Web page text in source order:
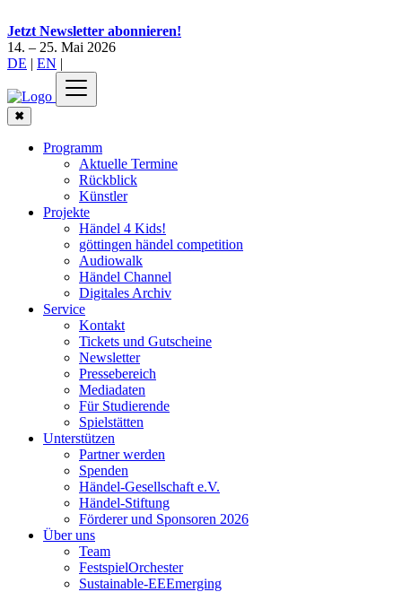
Jetzt Newsletter abonnieren!
14. – 25. Mai 2026
DE | EN |
✖
Programm
Aktuelle Termine
Rückblick
Künstler
Projekte
Händel 4 Kids!
göttingen händel competition
Audiowalk
Händel Channel
Digitales Archiv
Service
Kontakt
Tickets und Gutscheine
Newsletter
Pressebereich
Mediadaten
Für Studierende
Spielstätten
Unterstützen
Partner werden
Spenden
Händel-Gesellschaft e.V.
Händel-Stiftung
Förderer und Sponsoren 2026
Über uns
Team
FestspielOrchester
Sustainable-EEEmerging